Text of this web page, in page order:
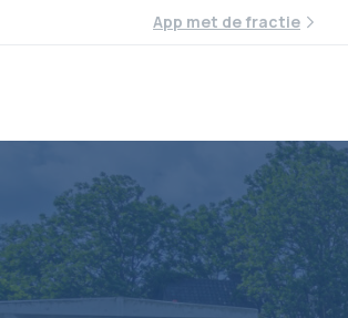
App met de fractie